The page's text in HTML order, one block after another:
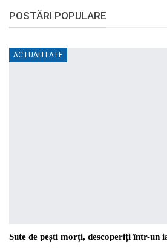
POSTĂRI POPULARE
ACTUALITATE
Sute de pești morți, descoperiți într-un